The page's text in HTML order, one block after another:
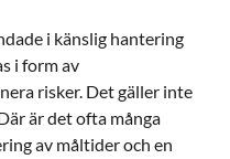
i känslig hantering
i form av
risker. Det gäller inte
är det ofta många
av måltider och en